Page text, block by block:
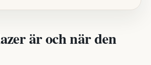
är och när den